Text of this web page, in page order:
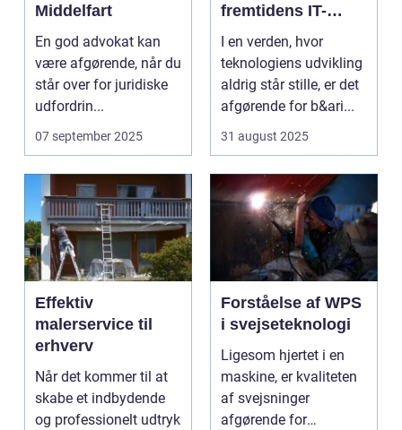
Middelfart
En god advokat kan
være afgørende, når du
står over for juridiske
udfordrin...
07 september 2025
fremtidens IT-
service
management
I en verden, hvor
teknologiens udvikling
aldrig står stille, er det
afgørende for b&ari...
31 august 2025
Effektiv
malerservice til
erhverv
Når det kommer til at
skabe et indbydende
og professionelt udtryk
Forståelse af WPS
i svejseteknologi
Ligesom hjertet i en
maskine, er kvaliteten
af svejsninger
afgørende for